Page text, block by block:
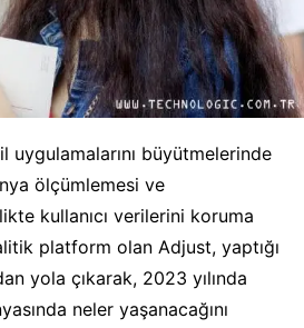
uygulamalarını büyütmelerinde
ölçümlemesi ve
kullanıcı verilerini koruma
platform olan Adjust, yaptığı
yola çıkarak, 2023 yılında
neler yaşanacağını